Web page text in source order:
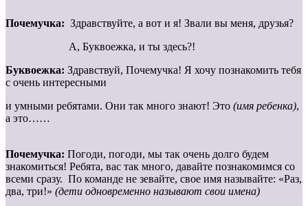
Почемучка: Здравствуйте, а вот и я! Звали вы меня, друзья?
А, Буквоежка, и ты здесь?!
Буквоежка: Здравствуй, Почемучка! Я хочу познакомить тебя
с очень интересными
и умными ребятами. Они так много знают! Это (имя ребенка),
а это……
Почемучка: Погоди, погоди, мы так очень долго будем
знакомиться! Ребята, вас так много, давайте познакомимся со
всеми сразу. По команде не зевайте, свое имя называйте: «Раз,
два, три!» (дети одновременно называют свои имена)